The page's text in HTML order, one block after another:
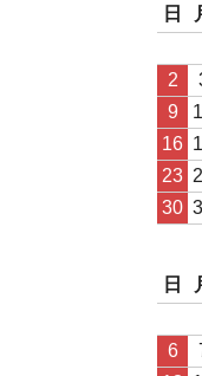
日
2
9
16
23
30
日
6